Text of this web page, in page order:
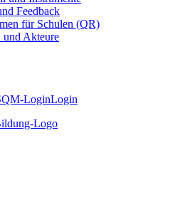
Feedback
für Schulen (QR)
und Akteure
Login